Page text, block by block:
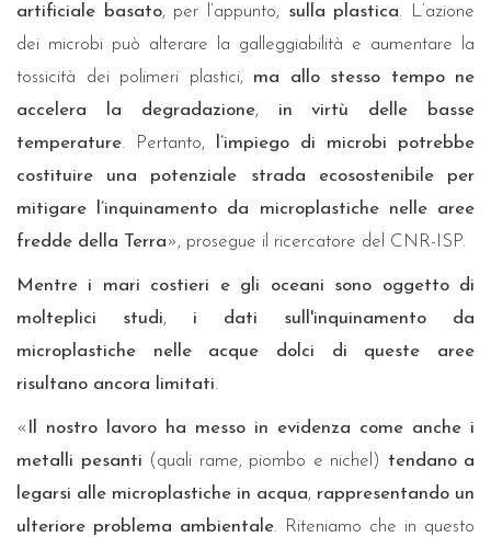
artificiale basato, per l’appunto, sulla plastica. L’azione
dei microbi può alterare la galleggiabilità e aumentare la
tossicità dei polimeri plastici, ma allo stesso tempo ne
accelera la degradazione, in virtù delle basse
temperature. Pertanto,
l’impiego di microbi potrebbe
costituire una potenziale strada ecosostenibile per
mitigare l’inquinamento da microplastiche nelle aree
fredde della Terra», prosegue il ricercatore del CNR-ISP.
Mentre i mari costieri e gli oceani sono oggetto di
molteplici studi, i dati sull'inquinamento da
microplastiche nelle acque dolci di queste aree
risultano ancora limitati.
«
Il nostro lavoro ha messo in evidenza come anche i
metalli pesanti (quali rame, piombo e nichel) tendano a
legarsi alle microplastiche in acqua, rappresentando un
ulteriore problema ambientale. Riteniamo che in questo